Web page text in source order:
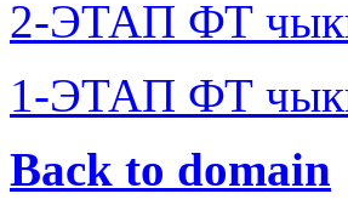
2-ЭТАП ФТ
1-ЭТАП ФТ
Back to domain